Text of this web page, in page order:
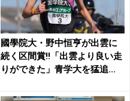
國學院大・野中恒亨が出雲に
続く区間賞!!「出雲より良い走
りができた」青学大を猛追...